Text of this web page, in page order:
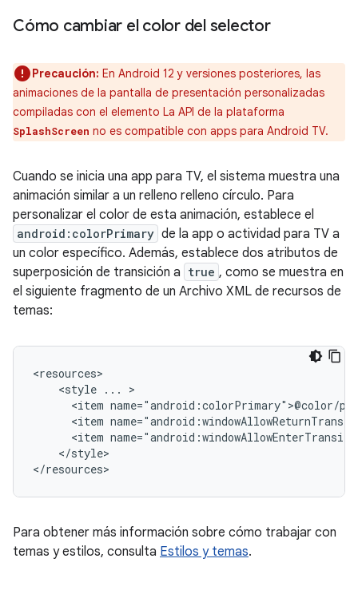
Cómo cambiar el color del selector
Precaución: En Android 12 y versiones posteriores, las
animaciones de la pantalla de presentación personalizadas
compiladas con el elemento La API de la plataforma
SplashScreen no es compatible con apps para Android TV.
Cuando se inicia una app para TV, el sistema muestra una
animación similar a un relleno relleno círculo. Para
personalizar el color de esta animación, establece el
android:colorPrimary de la app o actividad para TV a
un color específico. Además, establece dos atributos de
superposición de transición a true , como se muestra en
el siguiente fragmento de un Archivo XML de recursos de
temas:
<style ...
<item
<item
<item
</style>
</resources>
Para obtener más información sobre cómo trabajar con
temas y estilos, consulta Estilos y temas.